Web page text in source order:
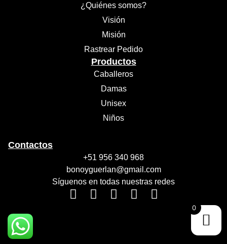
¿Quiénes somos?
Visión
Misión
Rastrear Pedido
Productos
Caballeros
Damas
Unisex
Niños
Contactos
+51 956 340 968
bonoyguerlan@gmail.com
Síguenos en todas nuestras redes
0